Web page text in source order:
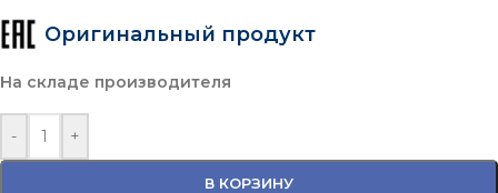
Оригинальный продукт
На складе производителя
- +
В КОРЗИНУ